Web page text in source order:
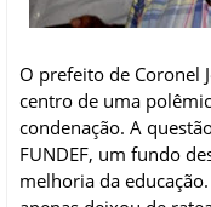
O prefeito de Coronel
centro de uma
condenação. A
FUNDEF, um fundo
melhoria da